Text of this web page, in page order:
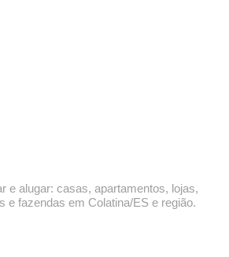
e alugar: casas, apartamentos, lojas,
e fazendas em Colatina/ES e região.